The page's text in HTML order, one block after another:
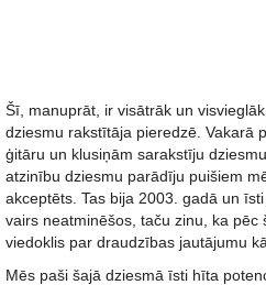
Šī, manuprāt, ir visātrāk un
dziesmu rakstītāja pieredzē. Vakarā
ģitāru un klusiņām sarakstīju
atzinību dziesmu parādīju puišiem
akceptēts. Tas bija 2003. gadā un
vairs neatminēšos, taču zinu, ka
viedoklis par draudzības jautājumu
Mēs paši šajā dziesmā īsti hīta